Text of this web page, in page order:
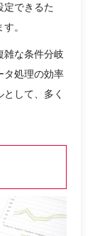
定できるた
。
雑な条件分岐
タ処理の効率
して、多く